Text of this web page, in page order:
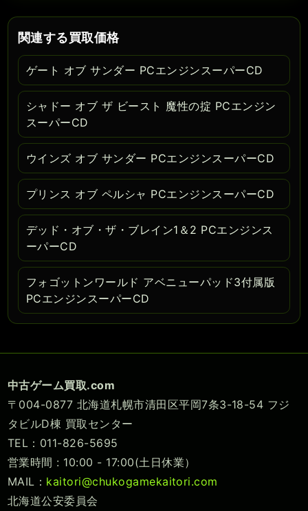
関連する買取価格
ゲート オブ サンダー PCエンジンスーパーCD
シャドー オブ ザ ビースト 魔性の掟 PCエンジン
スーパーCD
ウインズ オブ サンダー PCエンジンスーパーCD
プリンス オブ ペルシャ PCエンジンスーパーCD
デッド・オブ・ザ・ブレイン1＆2 PCエンジンス
ーパーCD
フォゴットンワールド アベニューパッド3付属版
PCエンジンスーパーCD
中古ゲーム買取.com
〒004-0877 北海道札幌市清田区平岡7条3-18-54 フジ
タビルD棟 買取センター
TEL：011-826-5695
営業時間 : 10:00 - 17:00(土日休業）
MAIL： kaitori@chukogamekaitori.com
北海道公安委員会